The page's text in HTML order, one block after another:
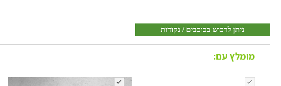
ניתן לרכוש בכוכבים / נקודות
מומלץ עם: